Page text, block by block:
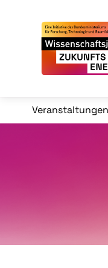
Veranstaltungen